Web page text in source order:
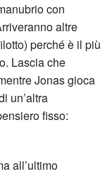
con
altre
perché è il più
Lascia che
Jonas gioca
un’altra
fisso:
all’ultimo
WEGELIUS,